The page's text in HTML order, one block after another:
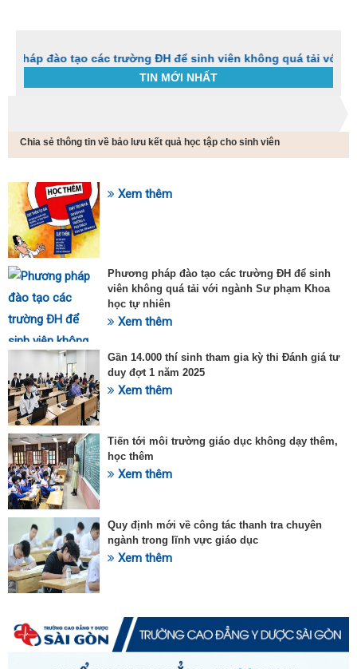
tạo các trường ĐH để sinh viên không quá tải với ngành Sư
TIN MỚI NHẤT
Chia sẻ thông tin về bảo lưu kết quả học tập cho sinh viên
SỰ KIỆN HOT Xem thêm
Phương pháp đào tạo các trường ĐH để sinh
viên không quá tải với ngành Sư phạm Khoa
học tự nhiên
Xem thêm
Gần 14.000 thí sinh tham gia kỳ thi Đánh giá tư
duy đợt 1 năm 2025
Xem thêm
Tiến tới môi trường giáo dục không dạy thêm,
học thêm
Xem thêm
Quy định mới về công tác thanh tra chuyên
ngành trong lĩnh vực giáo dục
Xem thêm